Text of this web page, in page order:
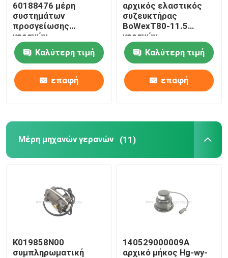
Φως γερανών
Μέρη γερανών Zoomlion
Σχοινί καλωδίων γερανών
60188476 μέρη
συστημάτων
προσγείωσης
γερανών
μεταστρέφουν με το
χέρι τη βαλβίδα
αντιστροφής για
SANY JZF80FD
Καλύτερη τιμή
επαφή
αρχικός ελαστικός
συζευκτήρας
BoWexT80-11.5
γερανών
B221701000144 SANY
Καλύτερη τιμή
επαφή
Μέρη μηχανών γερανών (11)
K019858N00
συμπληρωματική
140529000009A
αρχικό μήκος Hg-wy-